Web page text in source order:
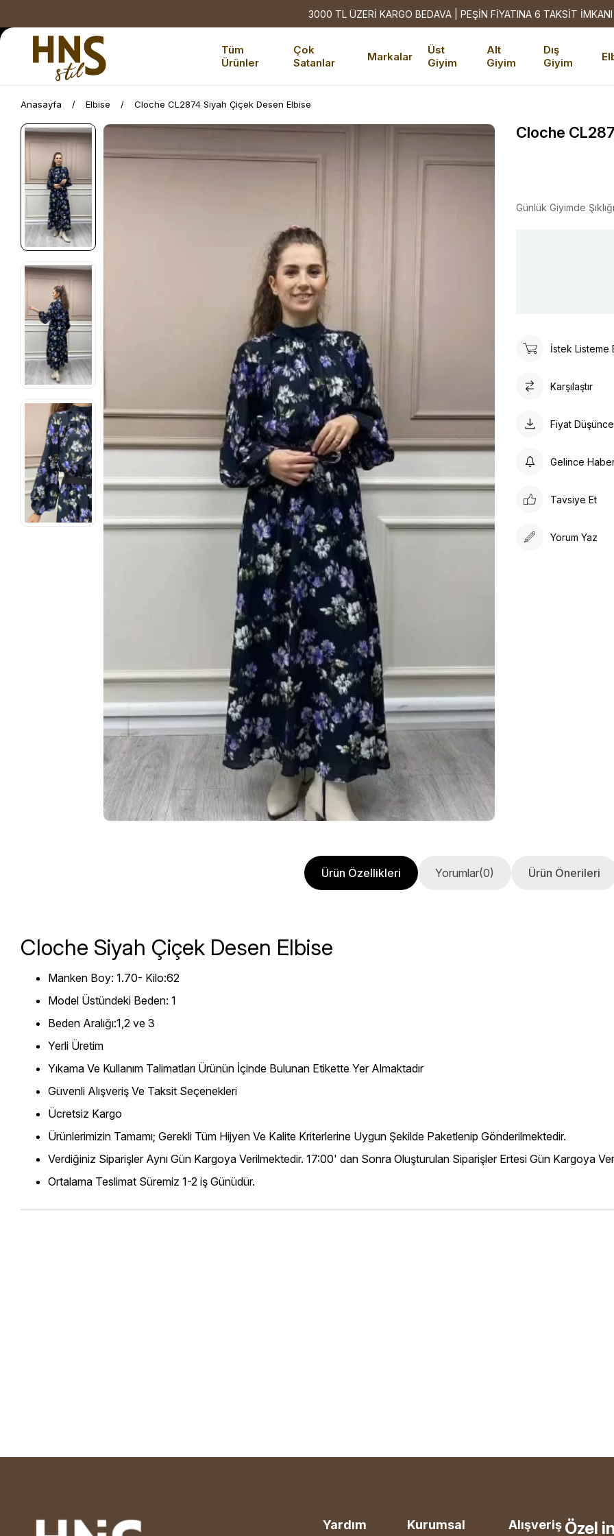
3000 TL ÜZERİ KARGO BEDAVA | PEŞİN FİYATINA 6 TAKSİT İMKANI
Tüm
Ürünler
Çok
Satanlar
Markalar
Üst
Giyim
Alt
Giyim
Dış
Giyim
Anasayfa Elbise Cloche CL2874 Siyah Çiçek Desen Elbise
Cloche
Günlük Giyimde
İstek Listeme
Karşılaştır
Fiyat
Gelince
Tavsiye Et
Yorum Yaz
Ürün Özellikleri Yorumlar(0) Ürün Önerileri
Cloche Siyah Çiçek Desen Elbise
Manken Boy: 1.70- Kilo:62
Model Üstündeki Beden: 1
Beden Aralığı:1,2 ve 3
Yerli Üretim
Yıkama Ve Kullanım Talimatları Ürünün İçinde Bulunan Etikette Yer Almaktadır
Güvenli Alışveriş Ve Taksit Seçenekleri
Ücretsiz Kargo
Ürünlerimizin Tamamı; Gerekli Tüm Hijyen Ve Kalite Kriterlerine Uygun Şekilde Paketlenip Gönderilmektedir.
Verdiğiniz Siparişler Aynı Gün Kargoya Verilmektedir. 17:00' dan Sonra Oluşturulan Siparişler Ertesi Gün Kargoya
Ortalama Teslimat Süremiz 1-2 iş Günüdür.
Yardım Kurumsal Alışveriş Özel